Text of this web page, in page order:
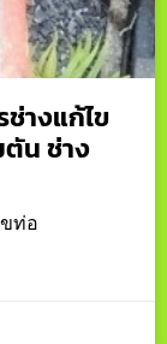
างแก้ไข
น ช่าง
ท่อ